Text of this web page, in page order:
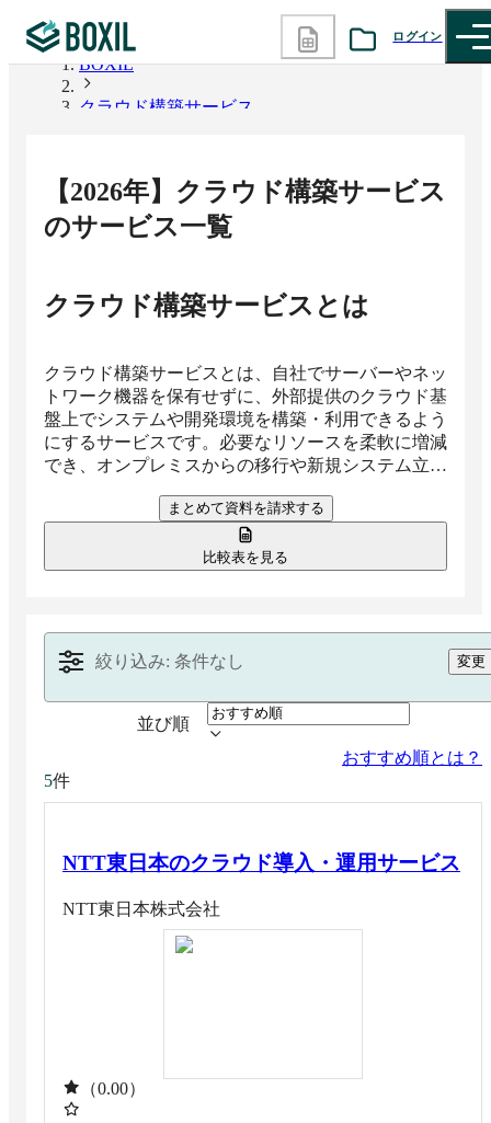
ログイン
カテゴリから探す
記事から探す
BOXIL
クラウド構築サービス
【2026年】 クラウド構築サービス
のサービス一覧
クラウド構築サービス とは
クラウド構築サービスとは、自社でサーバーやネッ
トワーク機器を保有せずに、外部提供のクラウド基
盤上でシステムや開発環境を構築・利用できるよう
にするサービスです。必要なリソースを柔軟に増減
でき、オンプレミスからの移行や新規システム立ち
に強いITインフラを実現します。
まとめて資料を請求する
比較表を見る
絞り込み: 条件なし 変更
5件
おすすめ順とは？
並び順
NTT東日本のクラウド導入・運用サービス
NTT東日本株式会社
（0.00）